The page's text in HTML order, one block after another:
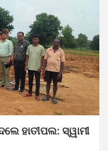
ହାତୀପଲ: ସ୍ୱାମୀ